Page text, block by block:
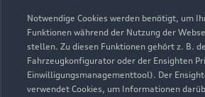
Notwendige Cookies werden benötigt, um
Funktionen während der Nutzung der
stellen. Zu diesen Funktionen gehört z. B.
Fahrzeugkonfigurator oder der Ensighten
Einwilligungsmanagementtool). Der
verwendet Cookies, um Informationen
Kontaktdaten herunterladen
Öffnungszeiten